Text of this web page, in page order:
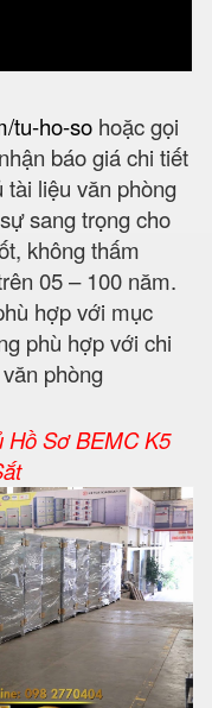
tu-ho-so hoặc gọi
báo giá chi tiết
liệu văn phòng
sang trọng cho
không thấm
05 – 100 năm.
hợp với mục
phù hợp với chi
phòng
Hồ Sơ BEMC K5